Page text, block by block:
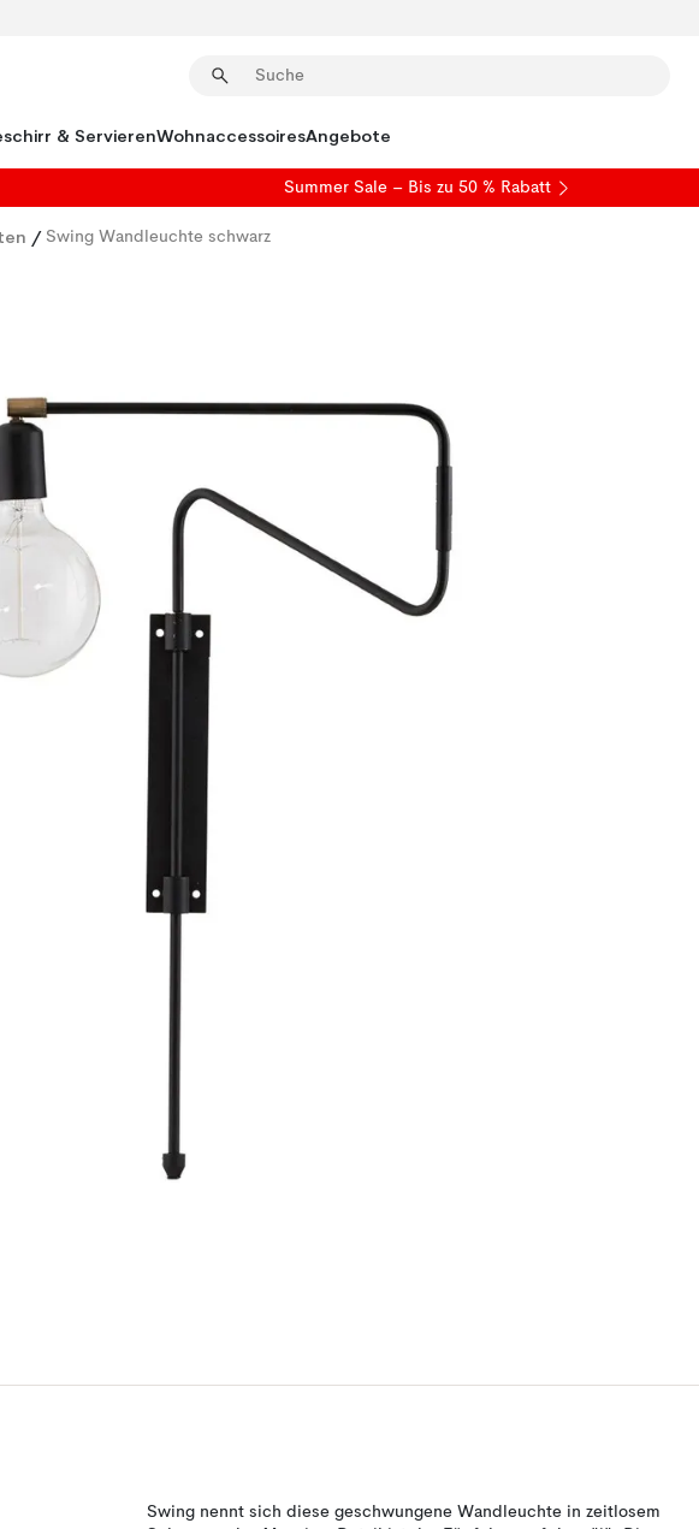
& ServierenWohnaccessoiresAngebote
Summer Sale – Bis zu 50 % Rabatt
/ Swing Wandleuchte schwarz
Swing nennt sich diese geschwungene Wandleuchte in zeitlosem